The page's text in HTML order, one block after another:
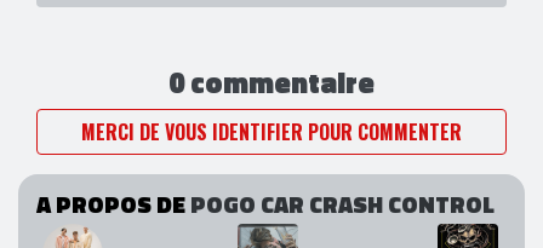
0 commentaire
MERCI DE VOUS IDENTIFIER POUR COMMENTER
A PROPOS DEPOGO CAR CRASH CONTROL